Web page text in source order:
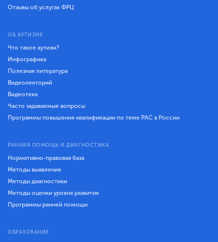
Отзывы об услугах ФРЦ
ОБ АУТИЗМЕ
Что такое аутизм?
Инфографика
Полезная литература
Видеолекторий
Видеотека
Часто задаваемые вопросы
Программы повышения квалификации по теме РАС в России
РАННЯЯ ПОМОЩЬ И ДИАГНОСТИКА
Нормативно-правовая база
Методы выявления
Методы диагностики
Методы оценки уровня развития
Программы ранней помощи
ОБРАЗОВАНИЕ